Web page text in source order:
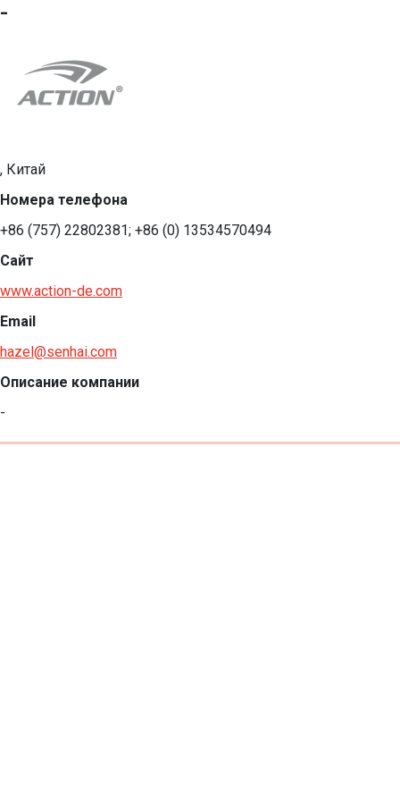
-
, Китай
Номера телефона
+86 (757) 22802381; +86 (0) 13534570494
Сайт
www.action-de.com
Email
hazel@senhai.com
Описание компании
-